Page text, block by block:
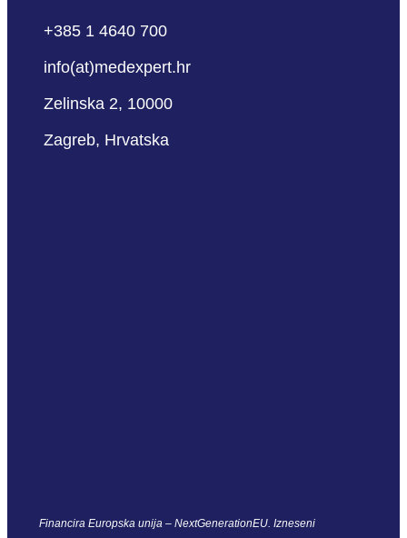
+385 1 4640 700
info(at)medexpert.hr
Zelinska 2, 10000
Zagreb, Hrvatska
Financira Europska unija – NextGenerationEU. Izneseni